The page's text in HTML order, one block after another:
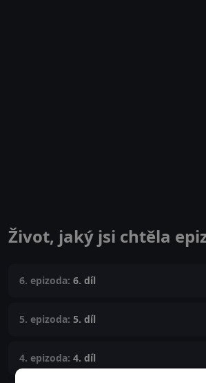
Život, jaký jsi chtěla
6. epizoda: 6. díl
5. epizoda: 5. díl
4. epizoda: 4. díl